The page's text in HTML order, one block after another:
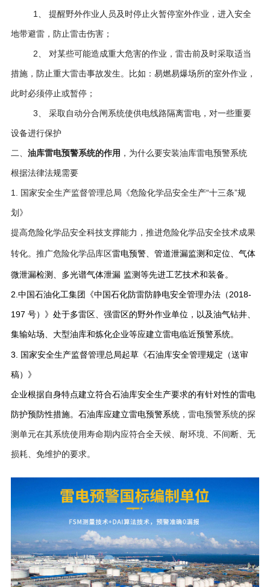
1、 提醒野外作业人员及时停止火暂停室外作业，进入安全
地带避雷，防止雷击伤害；
2、 对某些可能造成重大危害的作业，雷击前及时采取适当
措施，防止重大雷击事故发生。比如：易燃易爆场所的室外作业，
此时必须停止或暂停；
3、 采取自动分合闸系统使供电线路隔离雷电，对一些重要
设备进行保护
二、 油库雷电预警系统的作用 ，为什么要安装油库雷电预警系统
根据法律法规需要
1. 国家安全生产监督管理总局《危险化学品安全生产“十三条”规
划》
提高危险化学品安全科技支撑能力，推进危险化学品安全技术成果
转化。推广危险化学品库区雷电预警、管道泄漏监测和定位、气体
微泄漏检测、多光谱气体泄漏 监测等先进工艺技术和装备。
2.中国石油化工集团《中国石化防雷防静电安全管理办法（2018-
197 号）》处于多雷区、强雷区的野外作业单位，以及油气钻井、
集输站场、大型油库和炼化企业等应建立雷电临近预警系统。
3. 国家安全生产监督管理总局起草《石油库安全管理规定（送审
稿）》
企业根据自身特点建立符合石油库安全生产要求的有针对性的雷电
防护预防性措施。石油库应建立雷电预警系统，雷电预警系统的探
测单元在其系统使用寿命期内应符合全天候、耐环境、不间断、无
损耗、免维护的要求。